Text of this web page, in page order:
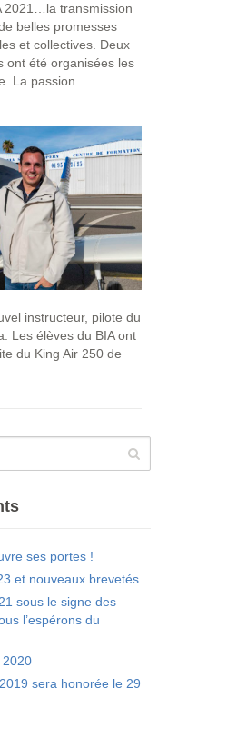
2021…la transmission
belles promesses
et collectives. Deux
ont été organisées les
La passion
instructeur, pilote du
Les élèves du BIA ont
du King Air 250 de
ses portes !
et nouveaux brevetés
sous le signe des
l’espérons du
2020
sera honorée le 29